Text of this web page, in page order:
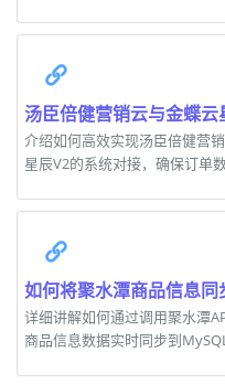
介绍如何高效实现汤臣倍健营
星辰V2的系统对接，确保订单
详细讲解如何通过调用聚水潭
商品信息数据实时同步到